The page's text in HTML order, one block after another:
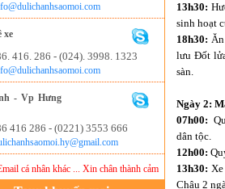
xe
416. 286 - (024). 3998. 1323
- Vp Hưng
416 286 - (0221) 3553 666
Lưu ý:DU
khác ... Xin chân thành cảm ơn!
13h30:
sinh hoạt
18h30:
lưu Đốt
sàn.
Ngày 2:
07h00:
dân tộc.
12h00:
13h30:
Châu 2